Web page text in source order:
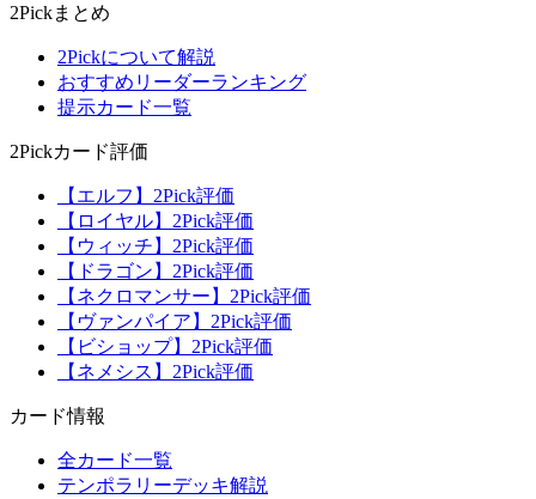
2Pickまとめ
2Pickについて解説
おすすめリーダーランキング
提示カード一覧
2Pickカード評価
【エルフ】2Pick評価
【ロイヤル】2Pick評価
【ウィッチ】2Pick評価
【ドラゴン】2Pick評価
【ネクロマンサー】2Pick評価
【ヴァンパイア】2Pick評価
【ビショップ】2Pick評価
【ネメシス】2Pick評価
カード情報
全カード一覧
テンポラリーデッキ解説